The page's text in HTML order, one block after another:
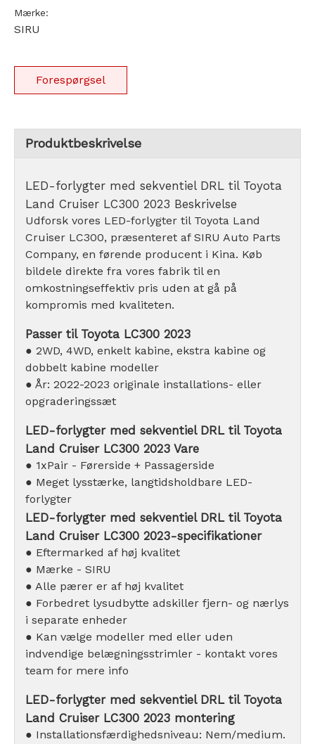
Mærke:
SIRU
Forespørgsel
Produktbeskrivelse
LED-forlygter med sekventiel DRL til Toyota
Land Cruiser LC300 2023 Beskrivelse
Udforsk vores LED-forlygter til Toyota Land
Cruiser LC300, præsenteret af SIRU Auto Parts
Company, en førende producent i Kina. Køb
bildele direkte fra vores fabrik til en
omkostningseffektiv pris uden at gå på
kompromis med kvaliteten.
Passer til Toyota LC300 2023
● 2WD, 4WD, enkelt kabine, ekstra kabine og
dobbelt kabine modeller
● År: 2022-2023 originale installations- eller
opgraderingssæt
LED-forlygter med sekventiel DRL til Toyota
Land Cruiser LC300 2023 Vare
● 1xPair - Førerside + Passagerside
● Meget lysstærke, langtidsholdbare LED-
forlygter
LED-forlygter med sekventiel DRL til Toyota
Land Cruiser LC300 2023-specifikationer
● Eftermarked af høj kvalitet
● Mærke - SIRU
● Alle pærer er af høj kvalitet
● Forbedret lysudbytte adskiller fjern- og nærlys
i separate enheder
● Kan vælge modeller med eller uden
indvendige belægningsstrimler - kontakt vores
team for mere info
LED-forlygter med sekventiel DRL til Toyota
Land Cruiser LC300 2023 montering
● Installationsfærdighedsniveau: Nem/medium.